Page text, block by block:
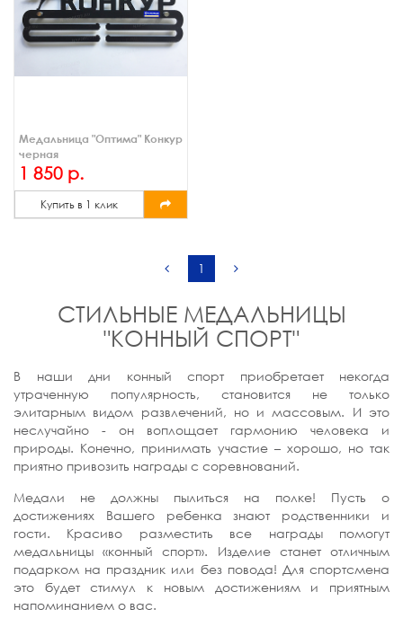
Медальница "Оптима" Конкур
черная
1 850 р.
Купить в 1 клик
1
СТИЛЬНЫЕ МЕДАЛЬНИЦЫ
"КОННЫЙ СПОРТ"
В наши дни конный спорт приобретает некогда
утраченную популярность, становится не только
элитарным видом развлечений, но и массовым. И это
неслучайно - он воплощает гармонию человека и
природы. Конечно, принимать участие – хорошо, но так
приятно привозить награды с соревнований.
Медали не должны пылиться на полке! Пусть о
достижениях Вашего ребенка знают родственники и
гости. Красиво разместить все награды помогут
медальницы «конный спорт». Изделие станет отличным
подарком на праздник или без повода! Для спортсмена
это будет стимул к новым достижениям и приятным
напоминанием о вас.